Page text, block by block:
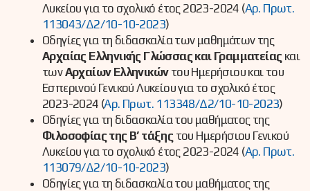
Λυκείου για το σχολικό έτος 2023-2024 (Αρ. Πρωτ.
113043/Δ2/10-10-2023)
Οδηγίες για τη διδασκαλία των μαθημάτων της
Αρχαίας Ελληνικής Γλώσσας και Γραμματείας και
τωνΑρχαίων Ελληνικώντου Ημερήσιου και του
Εσπερινού Γενικού Λυκείου για το σχολικό έτος
2023-2024 (Αρ. Πρωτ. 113348/Δ2/10-10-2023)
Οδηγίες για τη διδασκαλία του μαθήματος της
Φιλοσοφίας της Β’ τάξης του Ημερήσιου Γενικού
Λυκείου για το σχολικό έτος 2023-2024 (Αρ. Πρωτ.
113079/Δ2/10-10-2023)
Οδηγίες για τη διδασκαλία του μαθήματος της